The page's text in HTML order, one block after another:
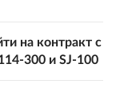
на контракт с
300 и SJ-100